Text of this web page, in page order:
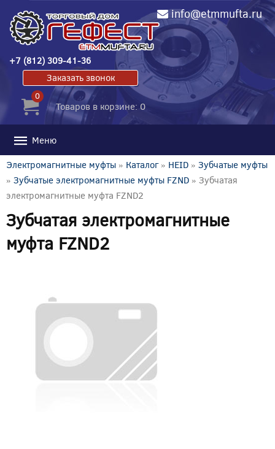
info@etmmufta.ru
+7 (812) 309-41-36
Заказать звонок
0
Товаров в корзине: 0
Меню
Электромагнитные муфты » Каталог» HEID » Зубчатые муфты
» Зубчатые электромагнитные муфты FZND » Зубчатая
электромагнитные муфта FZND2
Зубчатая электромагнитные
муфта FZND2